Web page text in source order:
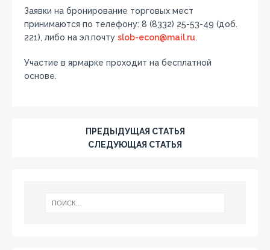
Заявки на бронирование торговых мест
принимаются по телефону: 8 (8332) 25-53-49 (доб.
221), либо на эл.почту slob-econ@mail.ru.
Участие в ярмарке проходит на бесплатной
основе.
ПРЕДЫДУЩАЯ СТАТЬЯ
СЛЕДУЮЩАЯ СТАТЬЯ